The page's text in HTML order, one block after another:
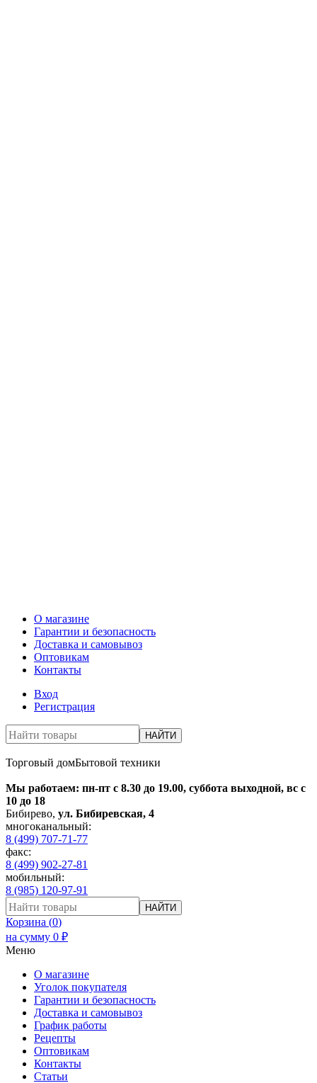
О магазине
Гарантии и безопасность
Доставка и самовывоз
Оптовикам
Контакты
Вход
Регистрация
НАЙТИ
Торговый домБытовой техники
Мы работаем: пн-пт с 8.30 до 19.00, суббота выходной, вс с
10 до 18
Бибирево, ул. Бибиревская, 4
многоканальный:
8 (499) 707-71-77
факс:
8 (499) 902-27-81
мобильный:
8 (985) 120-97-91
НАЙТИ
Корзина (0)
на сумму 0 ₽
Меню
О магазине
Уголок покупателя
Гарантии и безопасность
Доставка и самовывоз
График работы
Рецепты
Оптовикам
Контакты
Статьи